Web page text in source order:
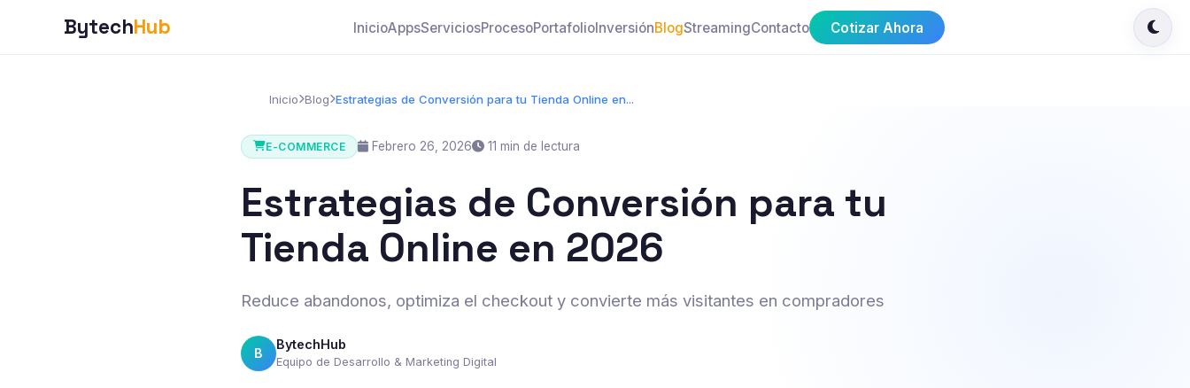
BytechHub InicioAppsServiciosProcesoPortafolioInversiónBlogStreamingContacto Cotizar Ahora
Inicio Blog Estrategias de Conversión para tu Tienda Online en...
E-COMMERCE Febrero 26, 2026 11 min de lectura
Estrategias de Conversión para tu
Tienda Online en 2026
Reduce abandonos, optimiza el checkout y convierte más visitantes en compradores
B
BytechHub
Equipo de Desarrollo & Marketing Digital